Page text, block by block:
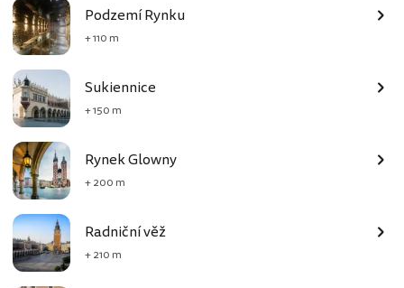
Podzemí Rynku
+ 110 m
Sukiennice
+ 150 m
Rynek Glowny
+ 200 m
Radniční věž
+ 210 m